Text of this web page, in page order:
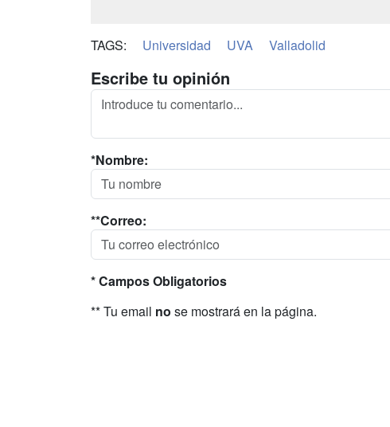
TAGS: Universidad UVA Valladolid
Escribe tu opinión
*Nombre:
**Correo:
* Campos Obligatorios
** Tu email no se mostrará en la página.